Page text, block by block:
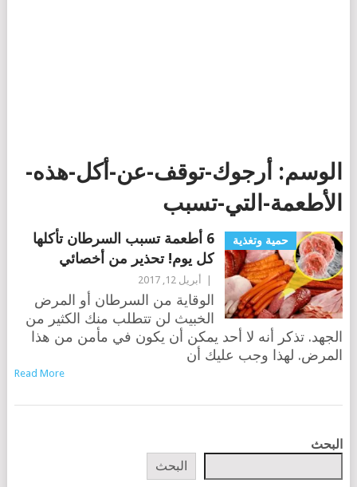
الوسم: أرجوك-توقف-عن-أكل-هذه-
الأطعمة-التي-تسبب
حمية وتغذية
6 أطعمة تسبب السرطان تأكلها
كل يوم! تحذير من أخصائي
أبريل 12, 2017
الوقاية من السرطان أو المرض
الخبيث لن تتطلب منك الكثير من
الجهد. تذكر أنه لا أحد يمكن أن يكون في مأمن من هذا
المرض. لهذا وجب عليك أن
Read More
POSTS
البحث
البحث